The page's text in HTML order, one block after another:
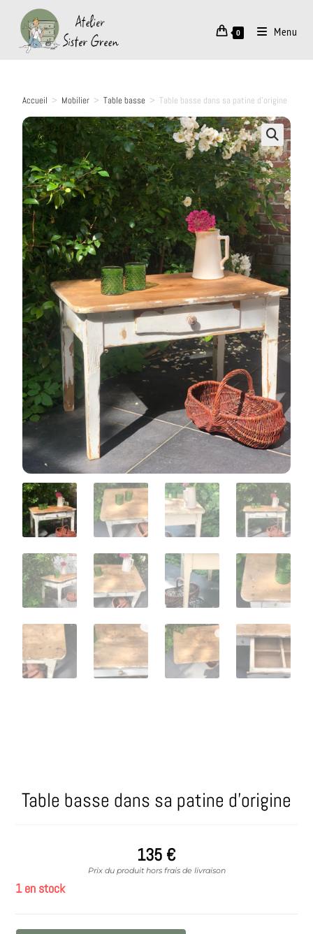
0 Menu
Accueil > Mobilier > Table basse > Table basse dans sa patine d’origine
Table basse dans sa patine d’origine
135 €
Prix du produit hors frais de livraison
1 en stock